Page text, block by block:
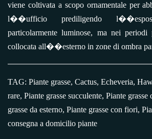
viene coltivata a scopo ornamentale per
l��ufficio prediligendo
particolarmente luminose, ma nei
collocata all��esterno in zone di ombra
TAG: Piante grasse, Cactus, Echeveria,
rare, Piante grasse succulente, Piante grasse
grasse da esterno, Piante grasse con fiori,
consegna a domicilio piante